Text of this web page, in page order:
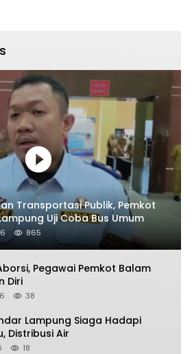
Transportasi Publik, Pemkot
Uji Coba Bus Umum
865
Pegawai Pemkot Balam
Diri
38
Lampung Siaga Hadapi
Distribusi Air
18